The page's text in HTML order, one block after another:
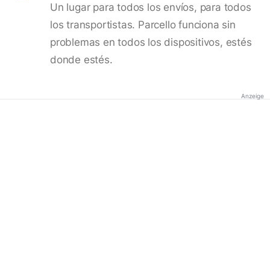
Un lugar para todos los envíos, para todos
los transportistas. Parcello funciona sin
problemas en todos los dispositivos, estés
donde estés.
Anzeige